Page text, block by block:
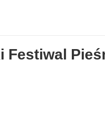
Festiwal